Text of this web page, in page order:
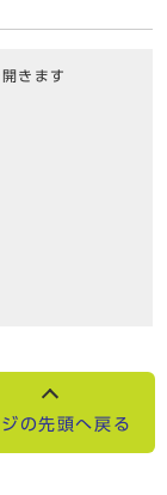
きます
の先頭へ戻る